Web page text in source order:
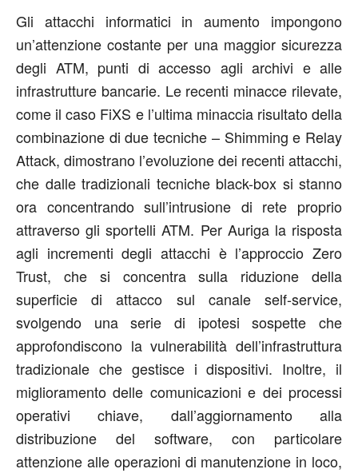
Gli attacchi informatici in aumento impongono
un’attenzione costante per una maggior sicurezza
degli ATM, punti di accesso agli archivi e alle
infrastrutture bancarie. Le recenti minacce rilevate,
come il caso FiXS e l’ultima minaccia risultato della
combinazione di due tecniche – Shimming e Relay
Attack, dimostrano l’evoluzione dei recenti attacchi,
che dalle tradizionali tecniche black-box si stanno
ora concentrando sull’intrusione di rete proprio
attraverso gli sportelli ATM. Per Auriga la risposta
agli incrementi degli attacchi è l’approccio Zero
Trust, che si concentra sulla riduzione della
superficie di attacco sul canale self-service,
svolgendo una serie di ipotesi sospette che
approfondiscono la vulnerabilità dell’infrastruttura
tradizionale che gestisce i dispositivi. Inoltre, il
miglioramento delle comunicazioni e dei processi
operativi chiave, dall’aggiornamento alla
distribuzione del software, con particolare
attenzione alle operazioni di manutenzione in loco,